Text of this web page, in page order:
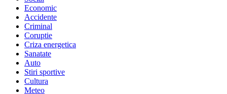
Economic
Accidente
Criminal
Coruptie
Criza energetica
Sanatate
Auto
Stiri sportive
Cultura
Meteo